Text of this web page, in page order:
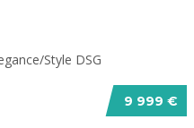
9 999 €